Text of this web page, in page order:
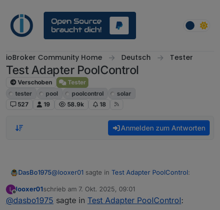
ioBroker Community Home Deutsch Tester
Test Adapter PoolControl
Verschoben
Tester
tester
pool poolcontrol
solar
527
19 58.9k 18
Anmelden zum Antworten
DasBo1975@looxer01 sagte in Test Adapter PoolControl:
@dasbo1975sagte inTest Adapter
L
Offline
looxer01schrieb am 7. Okt. 2025, 09:01
zuletzt editiert von
@dasbo1975 sagte in Test Adapter PoolControl: